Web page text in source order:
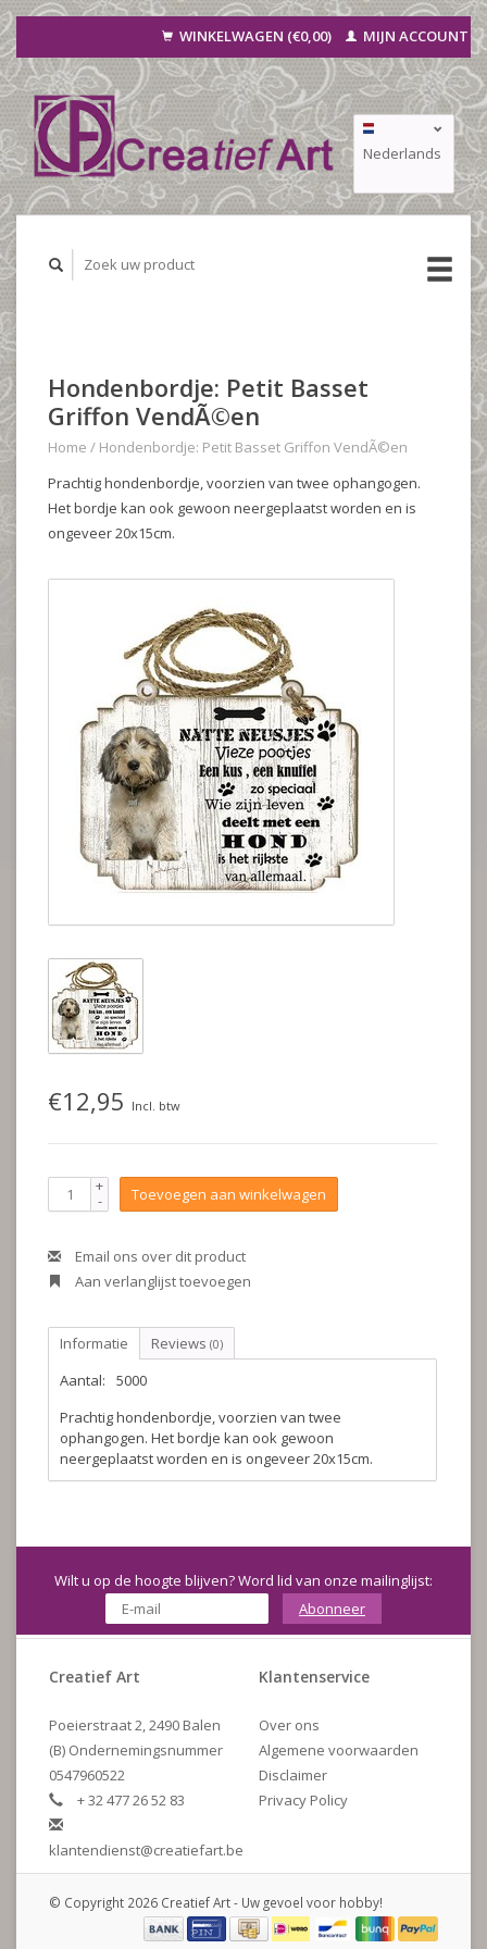
WINKELWAGEN (€0,00) MIJN ACCOUNT
Nederlands
Deutsch
Hondenbordje: Petit Basset
Griffon VendÃ©en
Home / Hondenbordje: Petit Basset Griffon VendÃ©en
Prachtig hondenbordje, voorzien van twee ophangogen.
Het bordje kan ook gewoon neergeplaatst worden en is
ongeveer 20x15cm.
€12,95 Incl. btw
+
- Toevoegen aan winkelwagen
Email ons over dit product
Aan verlanglijst toevoegen
Informatie Reviews (0)
Aantal:
5000
Prachtig hondenbordje, voorzien van twee
ophangogen. Het bordje kan ook gewoon
neergeplaatst worden en is ongeveer 20x15cm.
Wilt u op de hoogte blijven? Word lid van onze mailinglijst:
Abonneer
Creatief Art
Poeierstraat 2, 2490 Balen
(B) Ondernemingsnummer
0547960522
+ 32 477 26 52 83
klantendienst@creatiefart.be
Klantenservice
Over ons
Algemene voorwaarden
Disclaimer
Privacy Policy
© Copyright 2026 Creatief Art - Uw gevoel voor hobby!